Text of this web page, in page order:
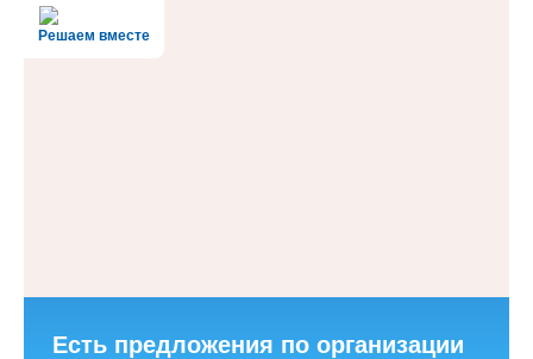
Решаем вместе
Есть предложения по организации